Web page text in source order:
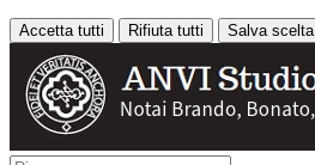
Accetta tutti Rifiuta tutti Salva scelta
Loading...